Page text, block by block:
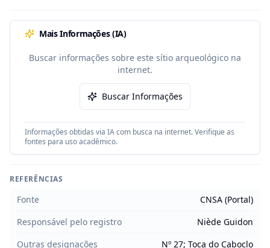
Mais Informações (IA)
Buscar informações sobre este sítio arqueológico na
internet.
Buscar Informações
Informações obtidas via IA com busca na internet. Verifique as
fontes para uso acadêmico.
REFERÊNCIAS
Fonte
CNSA (Portal)
Responsável pelo registro
Niède Guidon
Outras designações
Nº 27; Toca do Caboclo